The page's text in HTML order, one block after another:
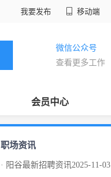
我要发布 移动端
微信公众号
查看更多工作
会员中心
职场资讯
· 阳谷最新招聘资讯2025-11-03